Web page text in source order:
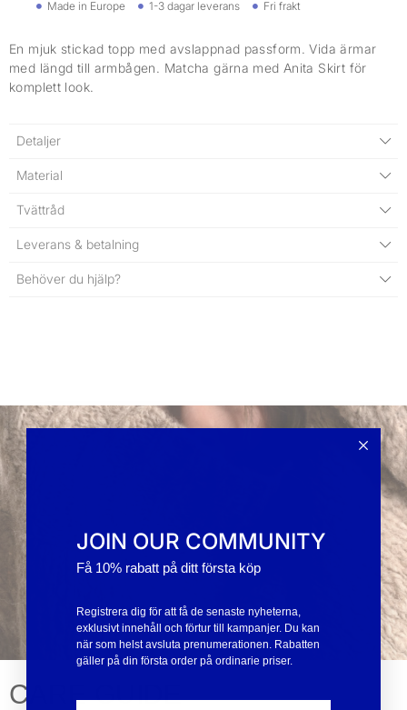
Made in Europe 1-3 dagar leverans Fri frakt
En mjuk stickad topp med avslappnad passform. Vida ärmar
med längd till armbågen. Matcha gärna med Anita Skirt för
komplett look.
Detaljer
Material
Tvättråd
Leverans & betalning
Behöver du hjälp?
CARE GUIDE
JOIN OUR COMMUNITY
Få 10% rabatt på ditt första köp
Registrera dig för att få de senaste nyheterna,
exklusivt innehåll och förtur till kampanjer. Du kan
när som helst avsluta prenumerationen. Rabatten
gäller på din första order på ordinarie priser.